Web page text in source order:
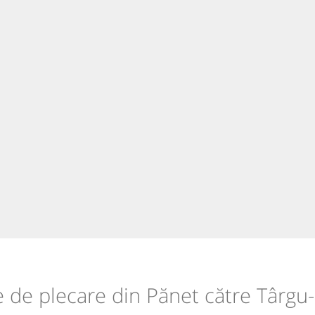
de plecare din Pănet către